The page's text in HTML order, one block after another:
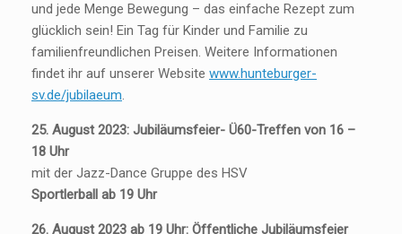
und jede Menge Bewegung – das einfache Rezept zum
glücklich sein! Ein Tag für Kinder und Familie zu
familienfreundlichen Preisen. Weitere Informationen
findet ihr auf unserer Website www.hunteburger-
sv.de/jubilaeum.
25. August 2023: Jubiläumsfeier- Ü60-Treffen von 16 –
18 Uhr
mit der Jazz-Dance Gruppe des HSV
Sportlerball ab 19 Uhr
26. August 2023 ab 19 Uhr: Öffentliche Jubiläumsfeier